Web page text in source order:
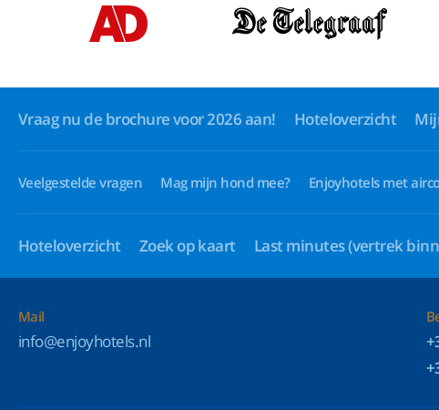
Vraag nu de brochure voor 2026 aan! Hoteloverzicht
Veelgestelde vragen Mag mijn hond mee? Enjoyhotels met
Hoteloverzicht Zoek op kaart Last minutes(vertrek
Mail
info@enjoyhotels.nl